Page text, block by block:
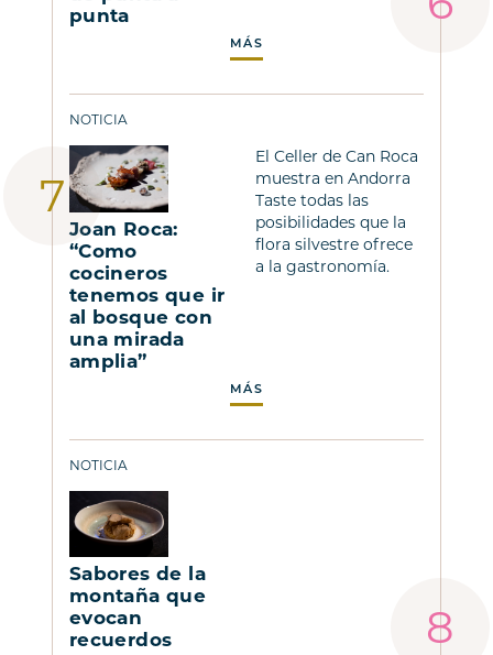
punta
MÁS
NOTICIA
Joan Roca:
“Como
cocineros
tenemos que ir
al bosque con
una mirada
amplia”
El Celler de Can Roca
muestra en Andorra
Taste todas las
posibilidades que la
flora silvestre ofrece
a la gastronomía.
MÁS
NOTICIA
Sabores de la
montaña que
evocan
recuerdos